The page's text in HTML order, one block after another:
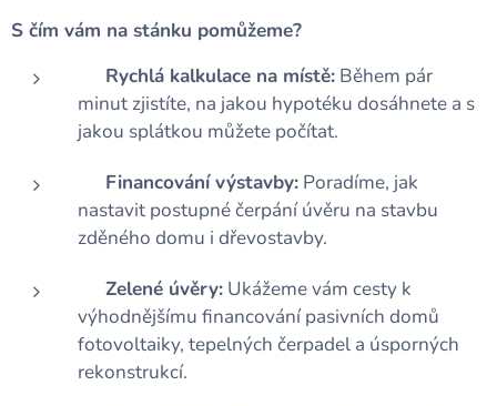
S čím vám na stánku pomůžeme?
Rychlá kalkulace na místě: Během pár
minut zjistíte, na jakou hypotéku dosáhnete a s
jakou splátkou můžete počítat.
Financování výstavby: Poradíme, jak
nastavit postupné čerpání úvěru na stavbu
zděného domu i dřevostavby.
Zelené úvěry: Ukážeme vám cesty k
výhodnějšímu financování pasivních domů
fotovoltaiky, tepelných čerpadel a úsporných
rekonstrukcí.